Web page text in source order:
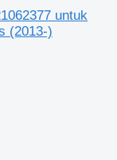
untuk
(2013-)